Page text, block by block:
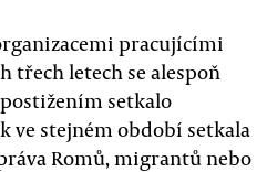
pracujícími
třech letech se alespoň
setkalo
ve stejném období setkala
Romů, migrantů nebo